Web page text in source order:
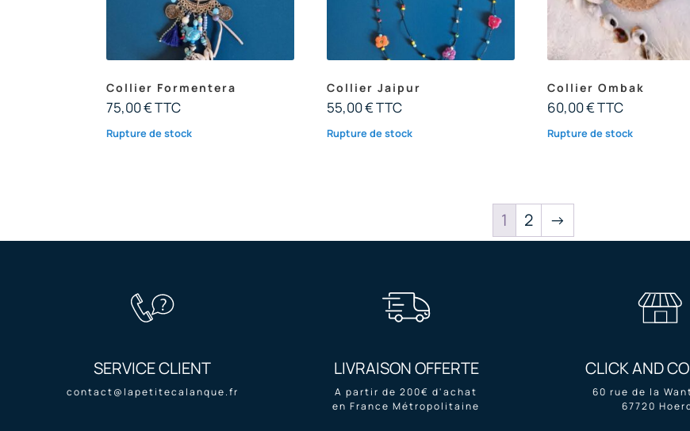
Collier Formentera
75,00€TTC
Rupture de stock
Collier Jaipur
55,00€TTC
Rupture de stock
Collier Ombak
60,00€TTC
Rupture de stock
1 2 →
SERVICE CLIENT
contact@lapetitecalanque.fr
LIVRAISON OFFERTE
A partir de 200€ d'achat
en France Métropolitaine
CLICK AND
60 rue de la
67720